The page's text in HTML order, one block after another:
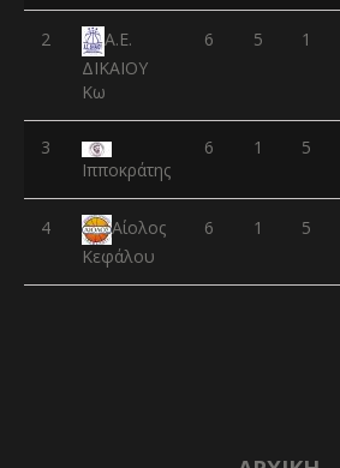
2
Α.Ε.
ΔΙΚΑΙΟΥ
Κω
6 5 1
3
Ιπποκράτης
6 1 5
4
Αίολος
Κεφάλου
6 1 5